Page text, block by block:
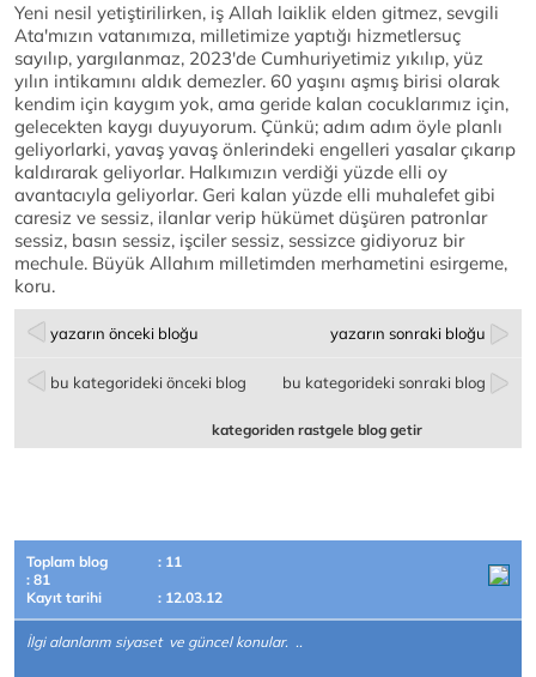
Yeni nesil yetiştirilirken, iş Allah laiklik elden gitmez, sevgili
Ata'mızın vatanımıza, milletimize yaptığı hizmetlersuç
sayılıp, yargılanmaz, 2023'de Cumhuriyetimiz yıkılıp, yüz
yılın intikamını aldık demezler. 60 yaşını aşmış birisi olarak
kendim için kaygım yok, ama geride kalan cocuklarımız için,
gelecekten kaygı duyuyorum. Çünkü; adım adım öyle planlı
geliyorlarki, yavaş yavaş önlerindeki engelleri yasalar çıkarıp
kaldırarak geliyorlar. Halkımızın verdiği yüzde elli oy
avantacıyla geliyorlar. Geri kalan yüzde elli muhalefet gibi
caresiz ve sessiz, ilanlar verip hükümet düşüren patronlar
sessiz, basın sessiz, işciler sessiz, sessizce gidiyoruz bir
mechule. Büyük Allahım milletimden merhametini esirgeme,
koru.
yazarın önceki bloğu yazarın sonraki bloğu
bu kategorideki önceki blog bu kategorideki sonraki blog
kategoriden rastgele blog getir
Toplam blog
: 11
: 81
Kayıt tarihi
: 12.03.12
İlgi alanlarım siyaset ve güncel konular. ..